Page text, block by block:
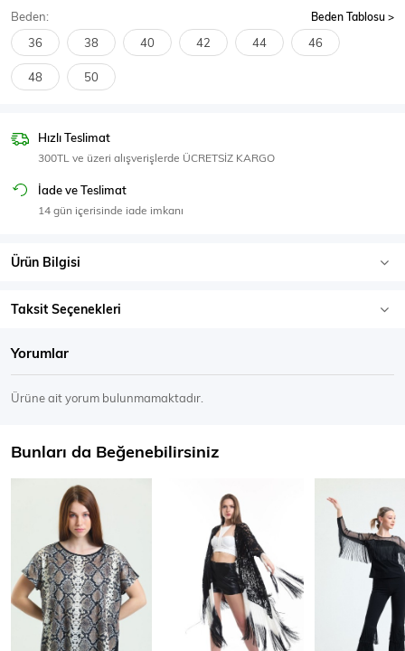
SPOR GİYİM
Eşofman Üstü
Beden: Beden Tablosu
36 38 40 42 44 46
48 50
Hızlı Teslimat
300TL ve üzeri alışverişlerde ÜCRETSİZ KARGO
İade ve Teslimat
14 gün içerisinde iade imkanı
Ürün Bilgisi
Taksit Seçenekleri
Yorumlar
Ürüne ait yorum bulunmamaktadır.
Bunları da Beğenebilirsiniz